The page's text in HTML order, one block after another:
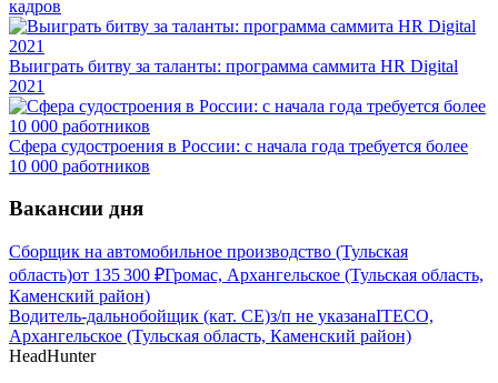
кадров
Выиграть битву за таланты: программа саммита HR Digital
2021
Сфера судостроения в России: с начала года требуется более
10 000 работников
Вакансии дня
Сборщик на автомобильное производство (Тульская
область)от 135 300 ₽Громас, Архангельское (Тульская область,
Каменский район)
Водитель-дальнобойщик (кат. CE)з/п не указанаITECO,
Архангельское (Тульская область, Каменский район)
HeadHunter